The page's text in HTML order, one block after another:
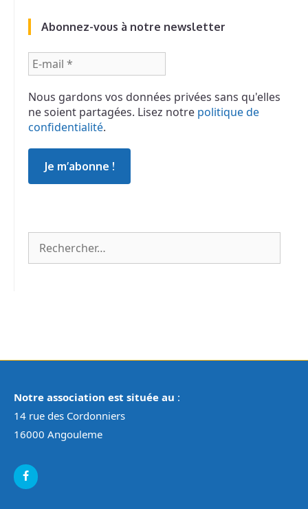
Abonnez-vous à notre newsletter
E-
mail
*Nous gardons vos données privées sans qu'elles
ne soient partagées. Lisez notre politique de
confidentialité.
Rechercher :
Notre association est située au :
14 rue des Cordonniers
16000 Angouleme